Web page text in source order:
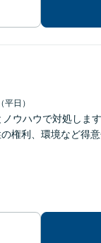
日）
ウハウで対処しま
権利、環境など得